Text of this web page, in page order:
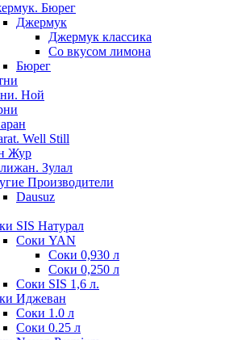
Бюрег
Джермук
Джермук классика
Со вкусом лимона
Бюрег
Ной
Well Still
Жур
Зулал
Производители
Dausuz
SIS Натурал
Соки YAN
Соки 0,930 л
Соки 0,250 л
Соки SIS 1,6 л.
Иджеван
Соки 1.0 л
Соки 0.25 л